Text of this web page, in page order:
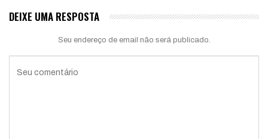
DEIXE UMA RESPOSTA
Seu endereço de email não será publicado.